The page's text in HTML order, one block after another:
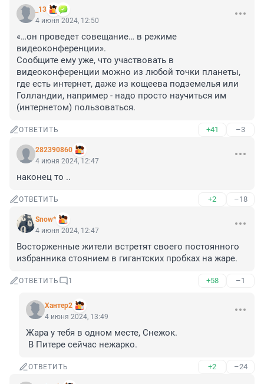
_13
4 июня 2024, 12:50
«…он проведет совещание… в режиме
видеоконференции».
Сообщите ему уже, что участвовать в
видеоконференции можно из любой точки планеты,
где есть интернет, даже из кощеева подземелья или
Голландии, например - надо просто научиться им
(интернетом) пользоваться.
ОТВЕТИТЬ +41 –3
282390860
4 июня 2024, 12:47
наконец то ..
ОТВЕТИТЬ +2 –18
Snow*
4 июня 2024, 12:47
Восторженные жители встретят своего постоянного
избранника стоянием в гигантских пробках на жаре.
ОТВЕТИТЬ 1 +58 –1
Хантер2
4 июня 2024, 13:49
Жара у тебя в одном месте, Снежок.
В Питере сейчас нежарко.
ОТВЕТИТЬ +2 –24